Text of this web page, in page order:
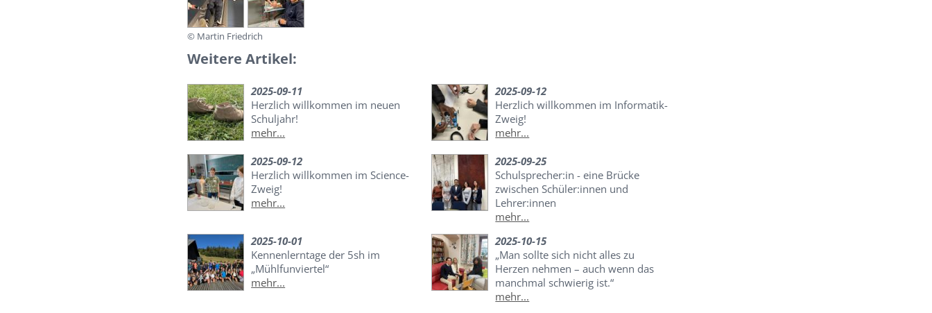
© Martin Friedrich
Weitere Artikel:
2025-09-11
Herzlich willkommen im neuen
Schuljahr!
mehr...
2025-09-12
Herzlich willkommen im Informatik-
Zweig!
mehr...
2025-09-12
Herzlich willkommen im Science-
Zweig!
mehr...
2025-09-25
Schulsprecher:in - eine Brücke
zwischen Schüler:innen und
Lehrer:innen
mehr...
2025-10-01
Kennenlerntage der 5sh im
„Mühlfunviertel“
mehr...
2025-10-15
„Man sollte sich nicht alles zu
Herzen nehmen – auch wenn das
manchmal schwierig ist.“
mehr...